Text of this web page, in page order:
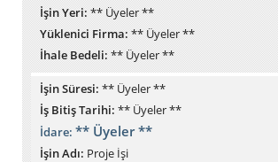
İşin Yeri:** Üyeler **
Yüklenici Firma:** Üyeler **
İhale Bedeli:** Üyeler **
İşin Süresi: ** Üyeler **
İş Bitiş Tarihi: ** Üyeler **
İdare: ** Üyeler **
İşin Adı: Proje İşi